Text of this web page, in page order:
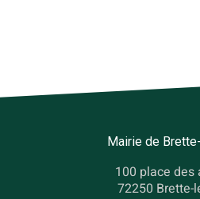
Mairie de
100 place des
72250 Brette-